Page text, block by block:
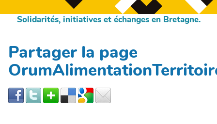
Solidarités, initiatives et échanges en Bretagne.
Partager la page